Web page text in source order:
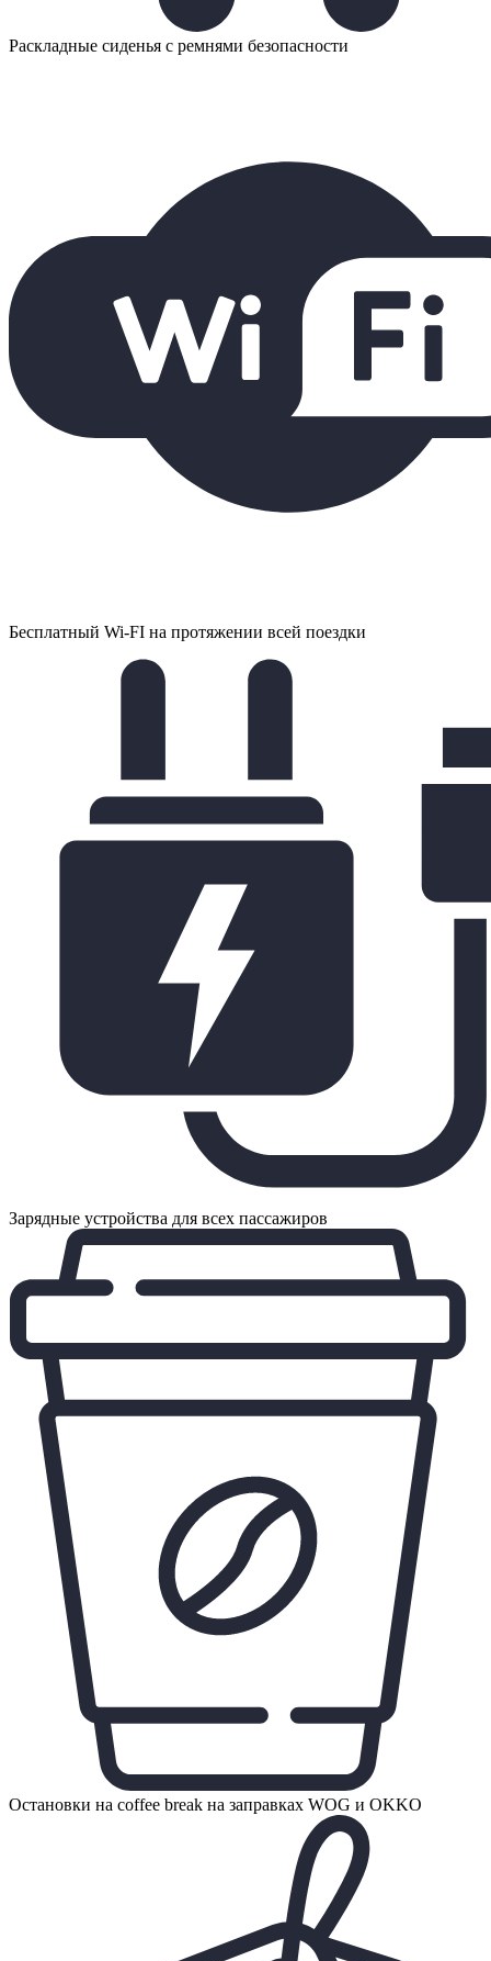
Раскладные сиденья с ремнями безопасности
Бесплатный Wi-FI на протяжении всей поездки
Зарядные устройства для всех пассажиров
Остановки на coffee break на заправках WOG и OKKO